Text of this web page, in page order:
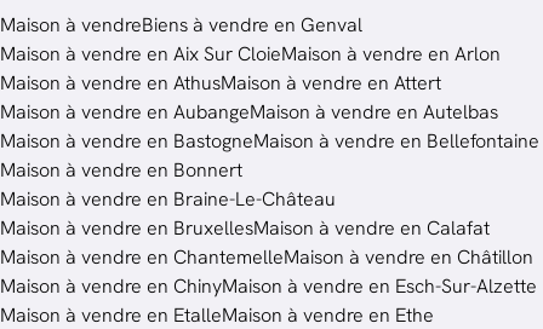
Budget
Chercher
Maison à vendreBiens à vendre en Genval
Maison à vendre en Aix Sur CloieMaison à vendre en Arlon
Maison à vendre en AthusMaison à vendre en Attert
Maison à vendre en AubangeMaison à vendre en Autelbas
Maison à vendre en BastogneMaison à vendre en Bellefontaine
Maison à vendre en Bonnert
Maison à vendre en Braine-Le-Château
Maison à vendre en BruxellesMaison à vendre en Calafat
Maison à vendre en ChantemelleMaison à vendre en Châtillon
Maison à vendre en ChinyMaison à vendre en Esch-Sur-Alzette
Maison à vendre en EtalleMaison à vendre en Ethe